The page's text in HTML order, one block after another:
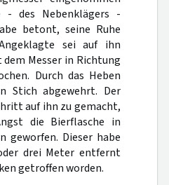
des Nebenklägers -
betont, seine Ruhe
sei auf ihn
Messer in Richtung
Durch das Heben
Stich abgewehrt. Der
auf ihn zu gemacht,
die Bierflasche in
geworfen. Dieser habe
drei Meter entfernt
getroffen worden.